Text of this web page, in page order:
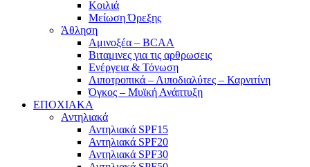
Κοιλιά
Μείωση Όρεξης
Άθληση
Αμινοξέα – BCAA
Βιταμινες για τις αρθρωσεις
Ενέργεια & Τόνωση
Λιποτροπικά – Λιποδιαλύτες – Καρνιτίνη
Όγκος – Μυϊκή Ανάπτυξη
ΕΠΟΧΙΑΚΑ
Αντηλιακά
Αντηλιακά SPF15
Αντηλιακά SPF20
Αντηλιακά SPF30